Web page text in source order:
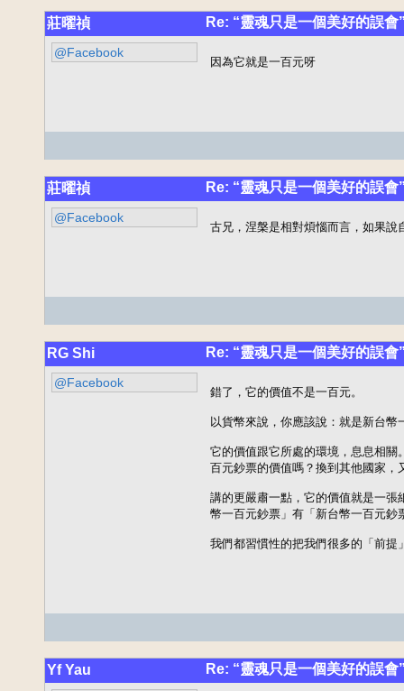
莊曜禎 Re: “靈魂只是一個美好的誤
@Facebook
因為它就是一百元呀
莊曜禎 Re: “靈魂只是一個美好的誤
@Facebook
古兄，涅槃是相對煩惱而言，如果
RG Shi Re: “靈魂只是一個美好的誤
@Facebook
錯了，它的價值不是一百元。
以貨幣來說，你應該說：就是新台幣
它的價值跟它所處的環境，息息相
百元鈔票的價值嗎？換到其他國家，
講的更嚴肅一點，它的價值就是一
幣一百元鈔票」有「新台幣一百元鈔
我們都習慣性的把我們很多的「前
Yf Yau Re: “靈魂只是一個美好的誤